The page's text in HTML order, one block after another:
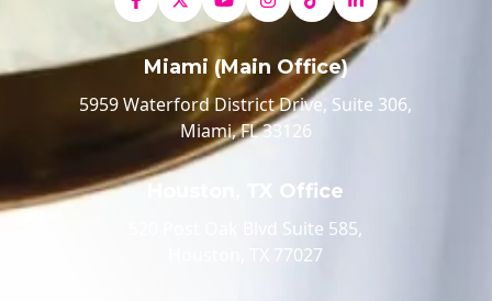
Miami (Main Office)
5959 Waterford District Drive, Suite 306,
Miami, FL 33126
Houston, TX Office
520 Post Oak Blvd Suite 585,
Houston, TX 77027